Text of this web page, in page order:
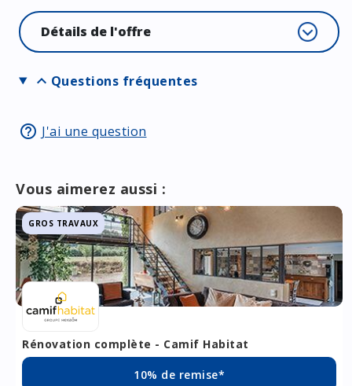
Détails de l'offre
expand_more Questions fréquentes
help_outline J'ai une question
Vous aimerez aussi :
GROS TRAVAUX
Rénovation complète - Camif Habitat
10% de remise*